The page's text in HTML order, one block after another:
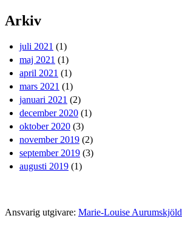
Arkiv
juli 2021 (1)
maj 2021 (1)
april 2021 (1)
mars 2021 (1)
januari 2021 (2)
december 2020 (1)
oktober 2020 (3)
november 2019 (2)
september 2019 (3)
augusti 2019 (1)
Ansvarig utgivare: Marie-Louise Aurumskjöld